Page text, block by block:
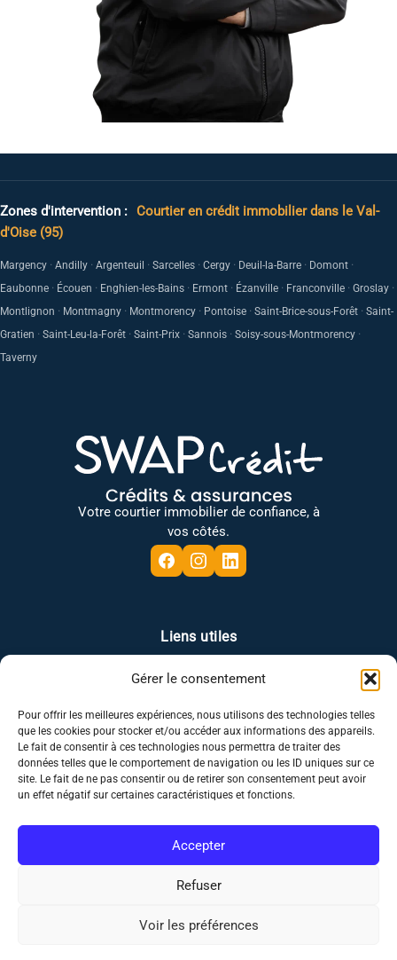
Gérer le consentement
Pour offrir les meilleures expériences, nous utilisons des technologies telles
que les cookies pour stocker et/ou accéder aux informations des appareils.
Le fait de consentir à ces technologies nous permettra de traiter des
données telles que le comportement de navigation ou les ID uniques sur ce
site. Le fait de ne pas consentir ou de retirer son consentement peut avoir
un effet négatif sur certaines caractéristiques et fonctions.
Accepter
Refuser
Voir les préférences
Zones d'intervention : Courtier en crédit immobilier dans le Val-
d'Oise (95)
Margency · Andilly · Argenteuil · Sarcelles · Cergy · Deuil-la-Barre · Domont ·
Eaubonne · Écouen · Enghien-les-Bains · Ermont · Ézanville · Franconville · Groslay ·
Montlignon · Montmagny · Montmorency · Pontoise · Saint-Brice-sous-Forêt · Saint-
Gratien · Saint-Leu-la-Forêt · Saint-Prix · Sannois · Soisy-sous-Montmorency ·
Taverny
Votre courtier immobilier de confiance, à
vos côtés.
Liens utiles
Mentions légales Politique de confidentialité
Politique des cookies
Mes coordonnées
Nous envoyer un mail
21 Rue Henri Brochard